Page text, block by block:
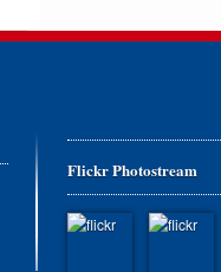
Flickr Photostream